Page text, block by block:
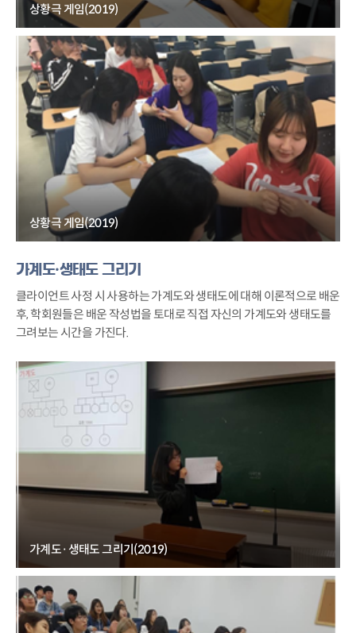
상황극 게임(2019)
상황극 게임(2019)
가계도·생태도 그리기
클라이언트 사정 시 사용하는 가계도와 생태도에 대해 이론적으로 배운
후, 학회원들은 배운 작성법을 토대로 직접 자신의 가계도와 생태도를
그려보는 시간을 가진다.
가계도·생태도 그리기(2019)